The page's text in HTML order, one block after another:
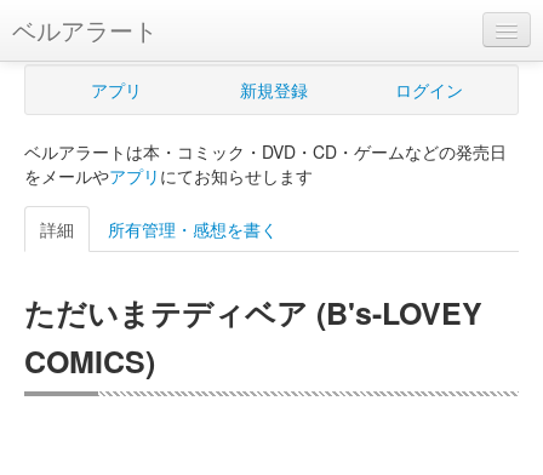
ベルアラート
ベルアラートとは
新規登録
ログイン
購入管理
Myシェルフ
アプリ 新規登録 ログイン
ベルアラートは本・コミック・DVD・CD・ゲームなどの発売日
をメールやアプリ にてお知らせします
詳細 所有管理・感想を書く
ただいまテディベア (B's-LOVEY
COMICS)